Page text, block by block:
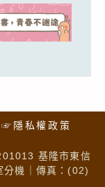
☞隱私權政策
基隆市東信
機｜傳真：(02)